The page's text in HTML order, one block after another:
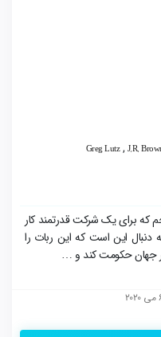
Greg Lutz, J.R.
که برای یک شرکت قدرتمند کار
دنبال این است که این ربات را
جهان حکومت کند و …